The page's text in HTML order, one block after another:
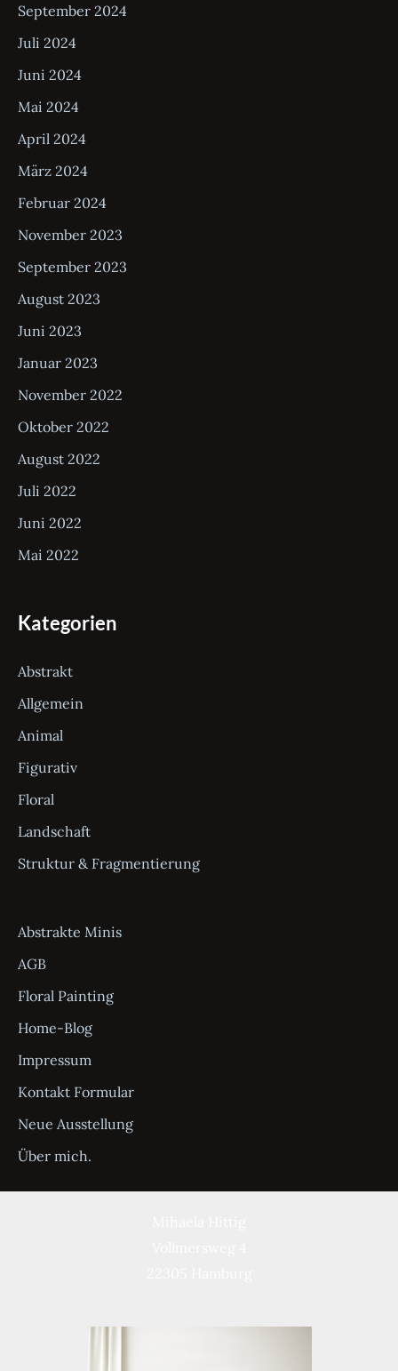
September 2024
Juli 2024
Juni 2024
Mai 2024
April 2024
März 2024
Februar 2024
November 2023
September 2023
August 2023
Juni 2023
Januar 2023
November 2022
Oktober 2022
August 2022
Juli 2022
Juni 2022
Mai 2022
Kategorien
Abstrakt
Allgemein
Animal
Figurativ
Floral
Landschaft
Struktur & Fragmentierung
Abstrakte Minis
AGB
Floral Painting
Home-Blog
Impressum
Kontakt Formular
Neue Ausstellung
Über mich.